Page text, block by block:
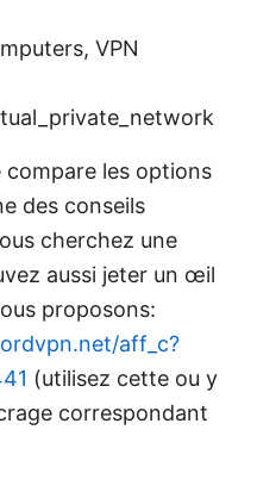
VPN
les options
des conseils
cherchez une
aussi jeter un œil
proposons:
aff_c?
(utilisez cette ou y
correspondant